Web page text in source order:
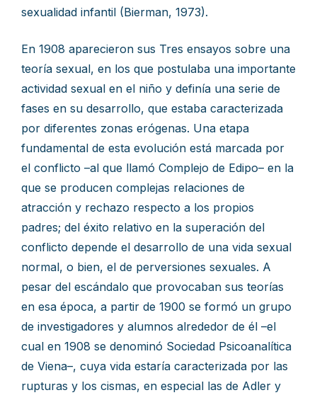
sexualidad infantil (Bierman, 1973).
En 1908 aparecieron sus Tres ensayos sobre una
teoría sexual, en los que postulaba una importante
actividad sexual en el niño y definía una serie de
fases en su desarrollo, que estaba caracterizada
por diferentes zonas erógenas. Una etapa
fundamental de esta evolución está marcada por
el conflicto –al que llamó Complejo de Edipo– en la
que se producen complejas relaciones de
atracción y rechazo respecto a los propios
padres; del éxito relativo en la superación del
conflicto depende el desarrollo de una vida sexual
normal, o bien, el de perversiones sexuales. A
pesar del escándalo que provocaban sus teorías
en esa época, a partir de 1900 se formó un grupo
de investigadores y alumnos alrededor de él –el
cual en 1908 se denominó Sociedad Psicoanalítica
de Viena–, cuya vida estaría caracterizada por las
rupturas y los cismas, en especial las de Adler y